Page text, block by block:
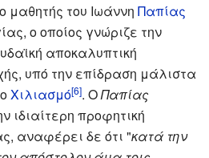
μαθητής του Ιωάννη Παπίας
ο οποίος γνώριζε την
αποκαλυπτική
υπό την επίδραση μάλιστα
Χιλιασμό[6]. ΟΠαπίας
ιδιαίτερη προφητική
αναφέρει δε ότι "κατά την